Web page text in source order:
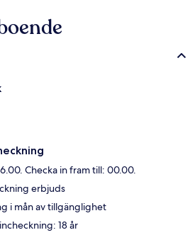
Checka in fram till: 00.00.
erbjuds
i mån av tillgänglighet
18 år